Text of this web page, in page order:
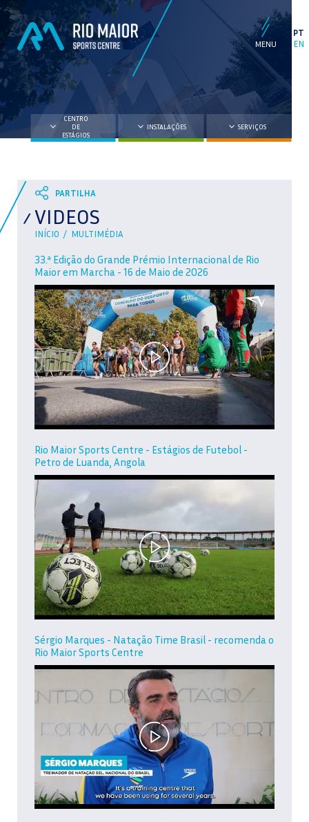
PT
EN
CENTRO
DE
ESTÁGIOS
INSTALAÇÕES SERVIÇOS
VIDEOS
INÍCIO / MULTIMÉDIA
33.ª Edição do Grande Prémio Internacional de Rio
Maior em Marcha - 16 de Maio de 2026
Rio Maior Sports Centre - Estágios de Futebol -
Petro de Luanda, Angola
Sérgio Marques - Natação Time Brasil - recomenda o
Rio Maior Sports Centre